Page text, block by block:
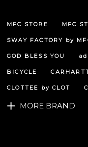
MFC STORE MFC
SWAY FACTORY by
GOD BLESS YOU
BICYCLE
CLOTTEE by CLOT
MORE BRAND